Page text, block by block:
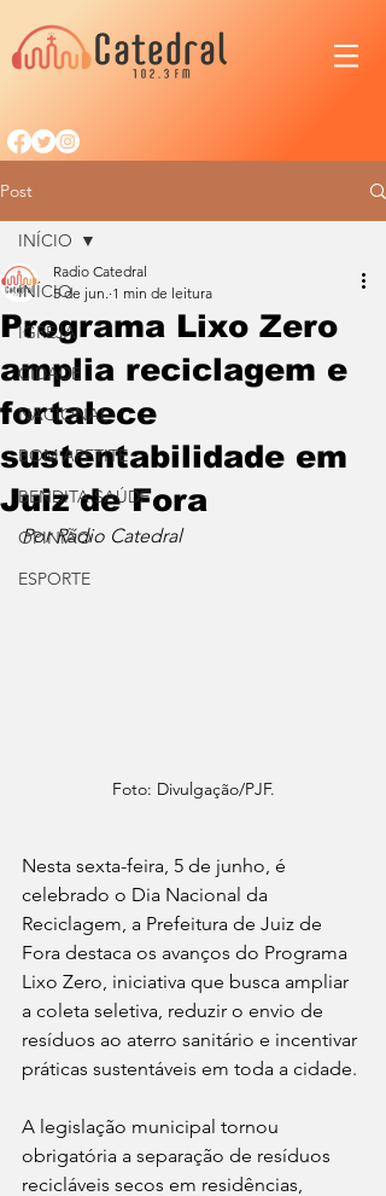
Post
INÍCIO
IGREJA
CIDADE
NACIONAL
BOM APETITE
BENDITA SAÚDE
OPINIÃO
ESPORTE
INÍCIO
Programa Lixo Zero
amplia reciclagem e
fortalece
sustentabilidade em
Juiz de Fora
Radio Catedral
5 de jun. 1 min de leitura
Por Rádio Catedral
Foto: Divulgação/PJF.
Nesta sexta-feira, 5 de junho, é
celebrado o Dia Nacional da
Reciclagem, a Prefeitura de Juiz de
Fora destaca os avanços do Programa
Lixo Zero, iniciativa que busca ampliar
a coleta seletiva, reduzir o envio de
resíduos ao aterro sanitário e incentivar
práticas sustentáveis em toda a cidade.
A legislação municipal tornou
obrigatória a separação de resíduos
recicláveis secos em residências,